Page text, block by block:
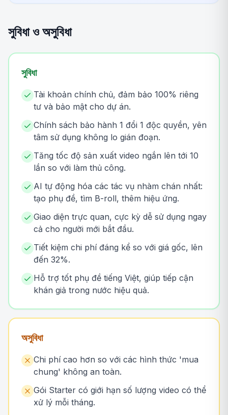
সুবিধা ও অসুবিধা
সুবিধা
Tài khoản chính chủ, đảm bảo 100% riêng
tư và bảo mật cho dự án.
Chính sách bảo hành 1 đổi 1 độc quyền, yên
tâm sử dụng không lo gián đoạn.
Tăng tốc độ sản xuất video ngắn lên tới 10
lần so với làm thủ công.
AI tự động hóa các tác vụ nhàm chán nhất:
tạo phụ đề, tìm B-roll, thêm hiệu ứng.
Giao diện trực quan, cực kỳ dễ sử dụng ngay
cả cho người mới bắt đầu.
Tiết kiệm chi phí đáng kể so với giá gốc, lên
đến 32%.
Hỗ trợ tốt phụ đề tiếng Việt, giúp tiếp cận
khán giả trong nước hiệu quả.
অসুবিধা
Chi phí cao hơn so với các hình thức 'mua
chung' không an toàn.
Gói Starter có giới hạn số lượng video có thể
xử lý mỗi tháng.